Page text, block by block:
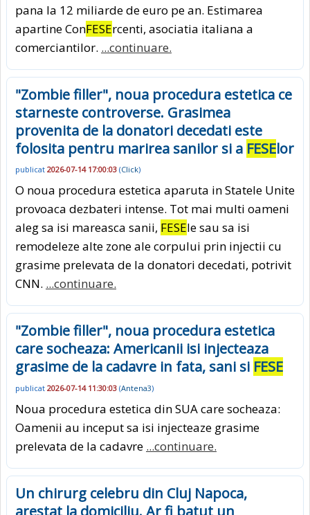
pana la 12 miliarde de euro pe an. Estimarea
apartine ConFESErcenti, asociatia italiana a
comerciantilor. ...continuare.
"Zombie filler", noua procedura estetica ce
starneste controverse. Grasimea
provenita de la donatori decedati este
folosita pentru marirea sanilor si a FESElor
publicat 2026-07-14 17:00:03 (Click)
O noua procedura estetica aparuta in Statele Unite
provoaca dezbateri intense. Tot mai multi oameni
aleg sa isi mareasca sanii, FESEle sau sa isi
remodeleze alte zone ale corpului prin injectii cu
grasime prelevata de la donatori decedati, potrivit
CNN. ...continuare.
"Zombie filler", noua procedura estetica
care socheaza: Americanii isi injecteaza
grasime de la cadavre in fata, sani si FESE
publicat 2026-07-14 11:30:03 (Antena3)
Noua procedura estetica din SUA care socheaza:
Oamenii au inceput sa isi injecteaze grasime
prelevata de la cadavre ...continuare.
Un chirurg celebru din Cluj Napoca,
arestat la domiciliu. Ar fi batut un